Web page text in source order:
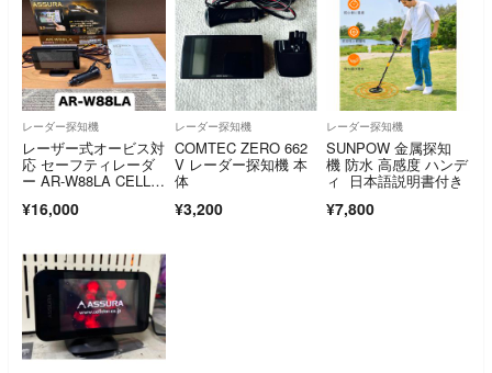
レーダー探知機
レーザー式オービス対
応 セーフティレーダ
ー AR-W88LA CELLS
¥16,000
レーダー探知機
COMTEC ZERO 662
V レーダー探知機 本
体
¥3,200
レーダー探知機
SUNPOW 金属探知
機 防水 高感度 ハンデ
ィ 日本語説明書付き
¥7,800